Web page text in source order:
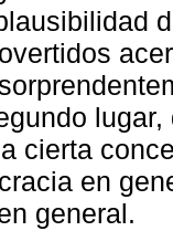
cierta
en
general.